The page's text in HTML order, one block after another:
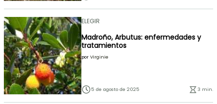
ELEGIR
Madroño, Arbutus: enfermedades y
tratamientos
por Virginie
5 de agosto de 2025 3 min.